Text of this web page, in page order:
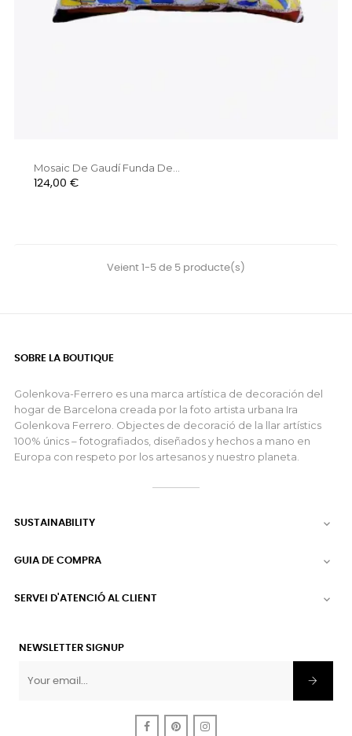
Mosaic De Gaudí Funda De...
Preu
124,00 €
Veient 1-5 de 5 producte(s)
SOBRE LA BOUTIQUE
Golenkova-Ferrero es una marca artística de decoración del
hogar de Barcelona creada por la foto artista urbana Ira
Golenkova Ferrero. Objectes de decoració de la llar artístics
100% únics – fotografiados, diseñados y hechos a mano en
Europa con respeto por los artesanos y nuestro planeta.
SUSTAINABILITY 
GUIA DE COMPRA 
SERVEI D'ATENCIÓ AL CLIENT 
NEWSLETTER SIGNUP
FacebookPinterest